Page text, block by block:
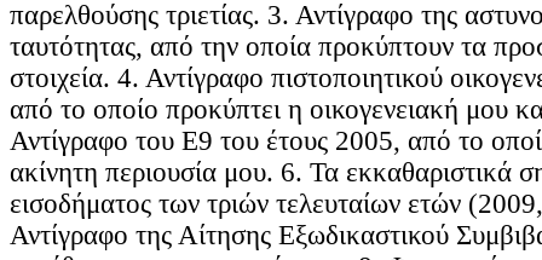
παρελθούσης τριετίας. 3. Αντίγραφο της
ταυτότητας, από την οποία προκύπτουν τα
στοιχεία. 4. Αντίγραφο πιστοποιητικού
από το οποίο προκύπτει η οικογενειακή μου
Αντίγραφο του Ε9 του έτους 2005, από το
ακίνητη περιουσία μου. 6. Τα εκκαθαριστικά
εισοδήματος των τριών τελευταίων ετών
Αντίγραφο της Αίτησης Εξωδικαστικού